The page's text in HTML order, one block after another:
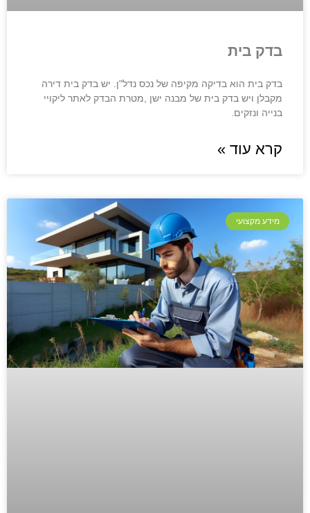
בדק בית
בדק בית הוא בדיקה מקיפה של נכס נדל"ן. יש בדק בית דירה
מקבלן ויש בדק בית של מבנה ישן ,מטרת הבדק לאתר ליקויי
בנייה ונזקים.
קרא עוד »
מידע מקצועי